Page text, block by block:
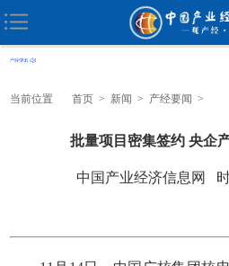
当前位置 首页 > 新闻 > 产经要闻 >
批量项目密集签约 央企
中国产业经济信息网 时